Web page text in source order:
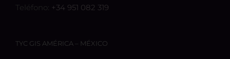
Teléfono: +34 951 082 319
TYC GIS AMÉRICA – MÉXICO